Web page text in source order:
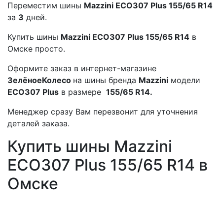
Переместим шины Mazzini ECO307 Plus 155/65 R14
за 3 дней.
Купить шины Mazzini ECO307 Plus 155/65 R14 в
Омске просто.
Оформите заказ в интернет-магазине
ЗелёноеКолесо на шины бренда Mazzini модели
ECO307 Plus в размере 155/65 R14.
Менеджер сразу Вам перезвонит для уточнения
деталей заказа.
Купить шины Mazzini
ECO307 Plus 155/65 R14 в
Омске